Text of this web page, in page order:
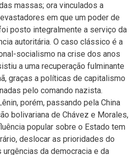
massas; ora vinculados a
em que um poder de
posto integralmente a serviço da
autoritária. O caso clássico é a
socialismo na crise dos anos
a uma recuperação fulminante
graças a políticas de capitalismo
pelo comando nazista.
porém, passando pela China
bolivariana de Chávez e Morales,
popular sobre o Estado tem
deslocar as prioridades do
da democracia e da